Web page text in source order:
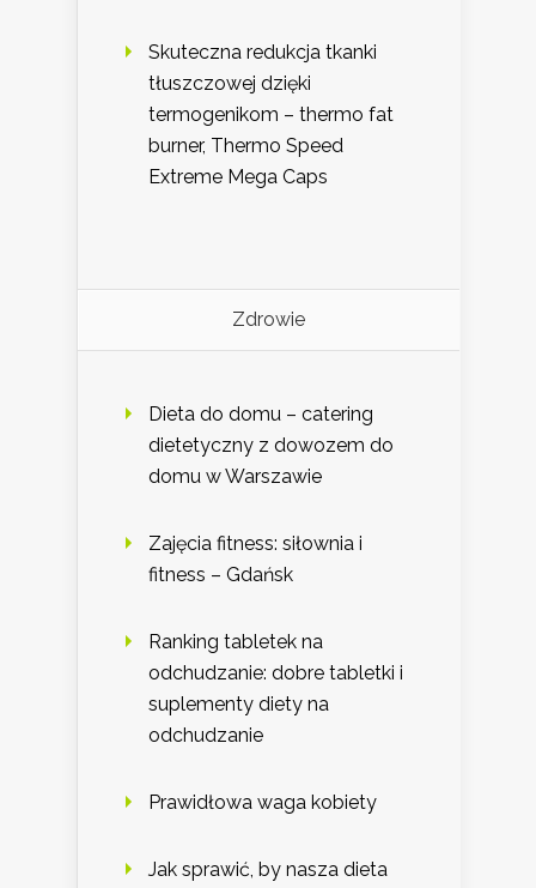
Skuteczna redukcja tkanki
tłuszczowej dzięki
termogenikom – thermo fat
burner, Thermo Speed
Extreme Mega Caps
Zdrowie
Dieta do domu – catering
dietetyczny z dowozem do
domu w Warszawie
Zajęcia fitness: siłownia i
fitness – Gdańsk
Ranking tabletek na
odchudzanie: dobre tabletki i
suplementy diety na
odchudzanie
Prawidłowa waga kobiety
Jak sprawić, by nasza dieta